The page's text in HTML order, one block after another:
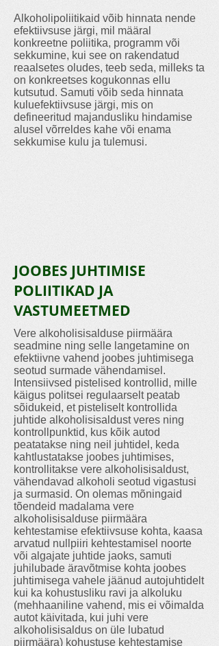
Alkoholipoliitikaid võib hinnata nende
efektiivsuse järgi, mil määral
konkreetne poliitika, programm või
sekkumine, kui see on rakendatud
reaalsetes oludes, teeb seda, milleks ta
on konkreetses kogukonnas ellu
kutsutud. Samuti võib seda hinnata
kuluefektiivsuse järgi, mis on
defineeritud majandusliku hindamise
alusel võrreldes kahe või enama
sekkumise kulu ja tulemusi.
JOOBES JUHTIMISE
POLIITIKAD JA
VASTUMEETMED
Vere alkoholisisalduse piirmäära
seadmine ning selle langetamine on
efektiivne vahend joobes juhtimisega
seotud surmade vähendamisel.
Intensiivsed pistelised kontrollid, mille
käigus politsei regulaarselt peatab
sõidukeid, et pisteliselt kontrollida
juhtide alkoholisisaldust veres ning
kontrollpunktid, kus kõik autod
peatatakse ning neil juhtidel, keda
kahtlustatakse joobes juhtimises,
kontrollitakse vere alkoholisisaldust,
vähendavad alkoholi seotud vigastusi
ja surmasid. On olemas mõningaid
tõendeid madalama vere
alkoholisisalduse piirmäära
kehtestamise efektiivsuse kohta, kaasa
arvatud nullpiiri kehtestamisel noorte
või algajate juhtide jaoks, samuti
juhilubade äravõtmise kohta joobes
juhtimisega vahele jäänud autojuhtidelt
kui ka kohustusliku ravi ja alkoluku
(mehhaaniline vahend, mis ei võimalda
autot käivitada, kui juhi vere
alkoholisisaldus on üle lubatud
piirmäära) kohustuse kehtestamise